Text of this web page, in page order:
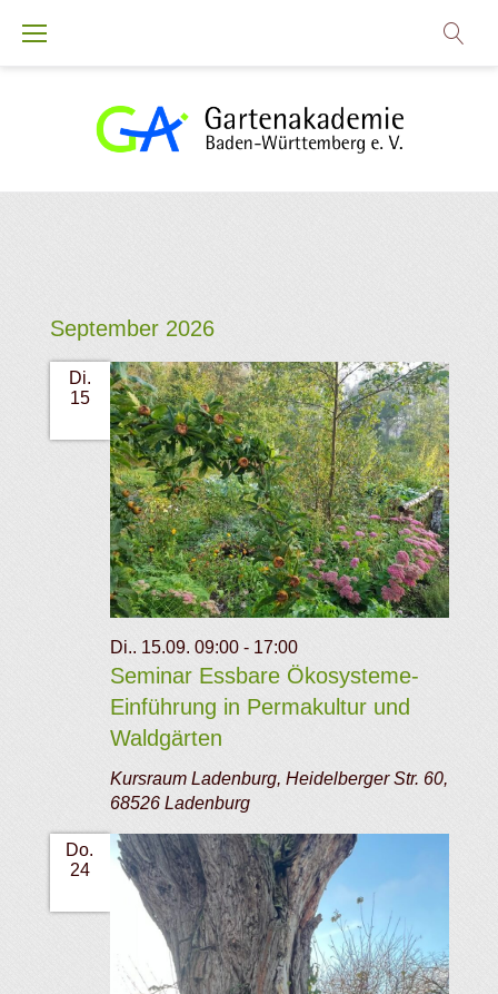
Inhalt
September 2026
Di.
15
Seminar Essbare Ökosysteme-
Einführung in Permakultur und
Waldgärten
Di.. 15.09. 09:00- 17:00
Kursraum Ladenburg, Heidelberger Str. 60,
68526 Ladenburg
Do.
24